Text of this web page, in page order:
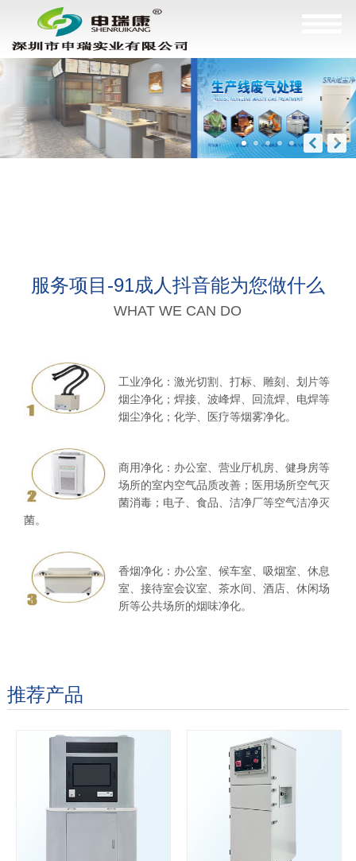
服务项目-91成人抖音能为您做什么
WHAT WE CAN DO
工业净化：激光切割、打标、雕刻、划片等
烟尘净化；焊接、波峰焊、回流焊、电焊等
烟尘净化；化学、医疗等烟雾净化。
商用净化：办公室、营业厅机房、健身房等
场所的室内空气品质改善；医用场所空气灭
菌消毒；电子、食品、洁净厂等空气洁净灭
菌。
香烟净化：办公室、候车室、吸烟室、休息
室、接待室会议室、茶水间、酒店、休闲场
所等公共场所的烟味净化。
推荐产品
准时交货期，以满足91成人抖音客户的需要。